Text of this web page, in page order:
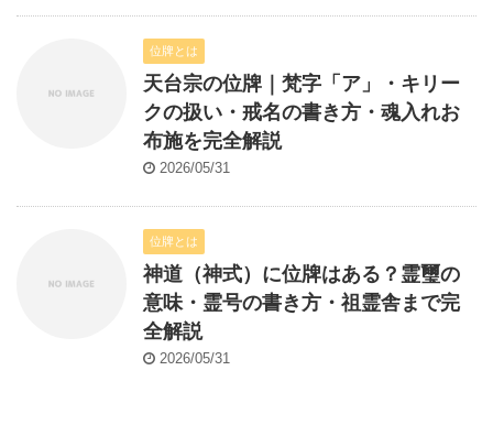
位牌とは
天台宗の位牌｜梵字「ア」・キリー
クの扱い・戒名の書き方・魂入れお
布施を完全解説
2026/05/31
位牌とは
神道（神式）に位牌はある？霊璽の
意味・霊号の書き方・祖霊舎まで完
全解説
2026/05/31